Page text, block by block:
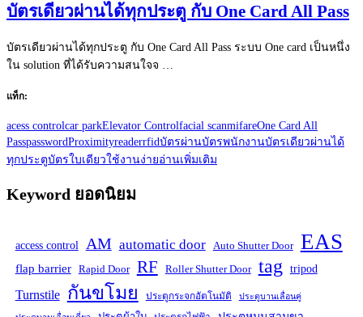
บัตรเดียวผ่านได้ทุกประตู กับ One Card All Pass
บัตรเดียวผ่านได้ทุกประตู กับ One Card All Pass ระบบ One card เป็นหนึ่ง
ใน solution ที่ได้รับความสนใจจ …
แท็ก:
acess controlcar parkElevator Controlfacial scanmifareOne Card All
PasspasswordProximityreaderrfidบัตรผ่านบัตรพนักงานบัตรเดียวผ่านได้
ทุกประตูบัตรใบเดียวใช้งานง่ายอ่านเพิ่มเติม
Keyword ยอดนิยม
access control AM automatic door Auto Shutter Door EAS
flap barrier Rapid Door RF Roller Shutter Door tag tripod
Turnstile กันขโมย ประตูกระจกอัตโนมัติ ประตูบานเลื่อนคู่